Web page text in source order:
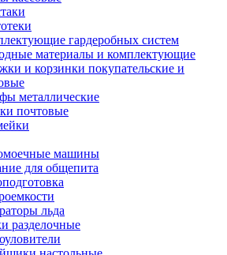
гардеробных систем
материалы и комплектующие
и корзинки покупательские и
металлические
почтовые
машины
для общепита
льда
разделочные